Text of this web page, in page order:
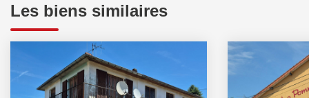
Les biens similaires